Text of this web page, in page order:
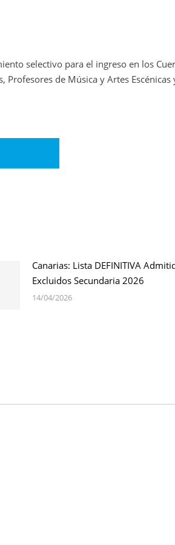
selectivo para el ingreso en los
Profesores de Música y Artes Escénicas
Canarias: Lista DEFINITIVA
Excluidos Secundaria 2026
14/04/2026